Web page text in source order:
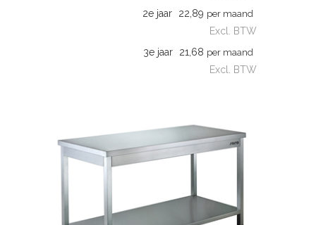
2e jaar
22,89 per maand
Excl. BTW
3e jaar
21,68 per maand
Excl. BTW